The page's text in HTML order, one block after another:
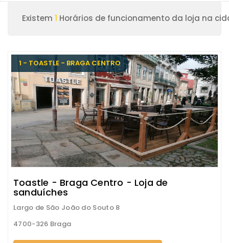
Existem 1 Horários de funcionamento da loja na
1 - TOASTLE - BRAGA CENTRO
Toastle - Braga Centro - Loja de
sanduíches
Largo de São João do Souto 8
4700-326 Braga